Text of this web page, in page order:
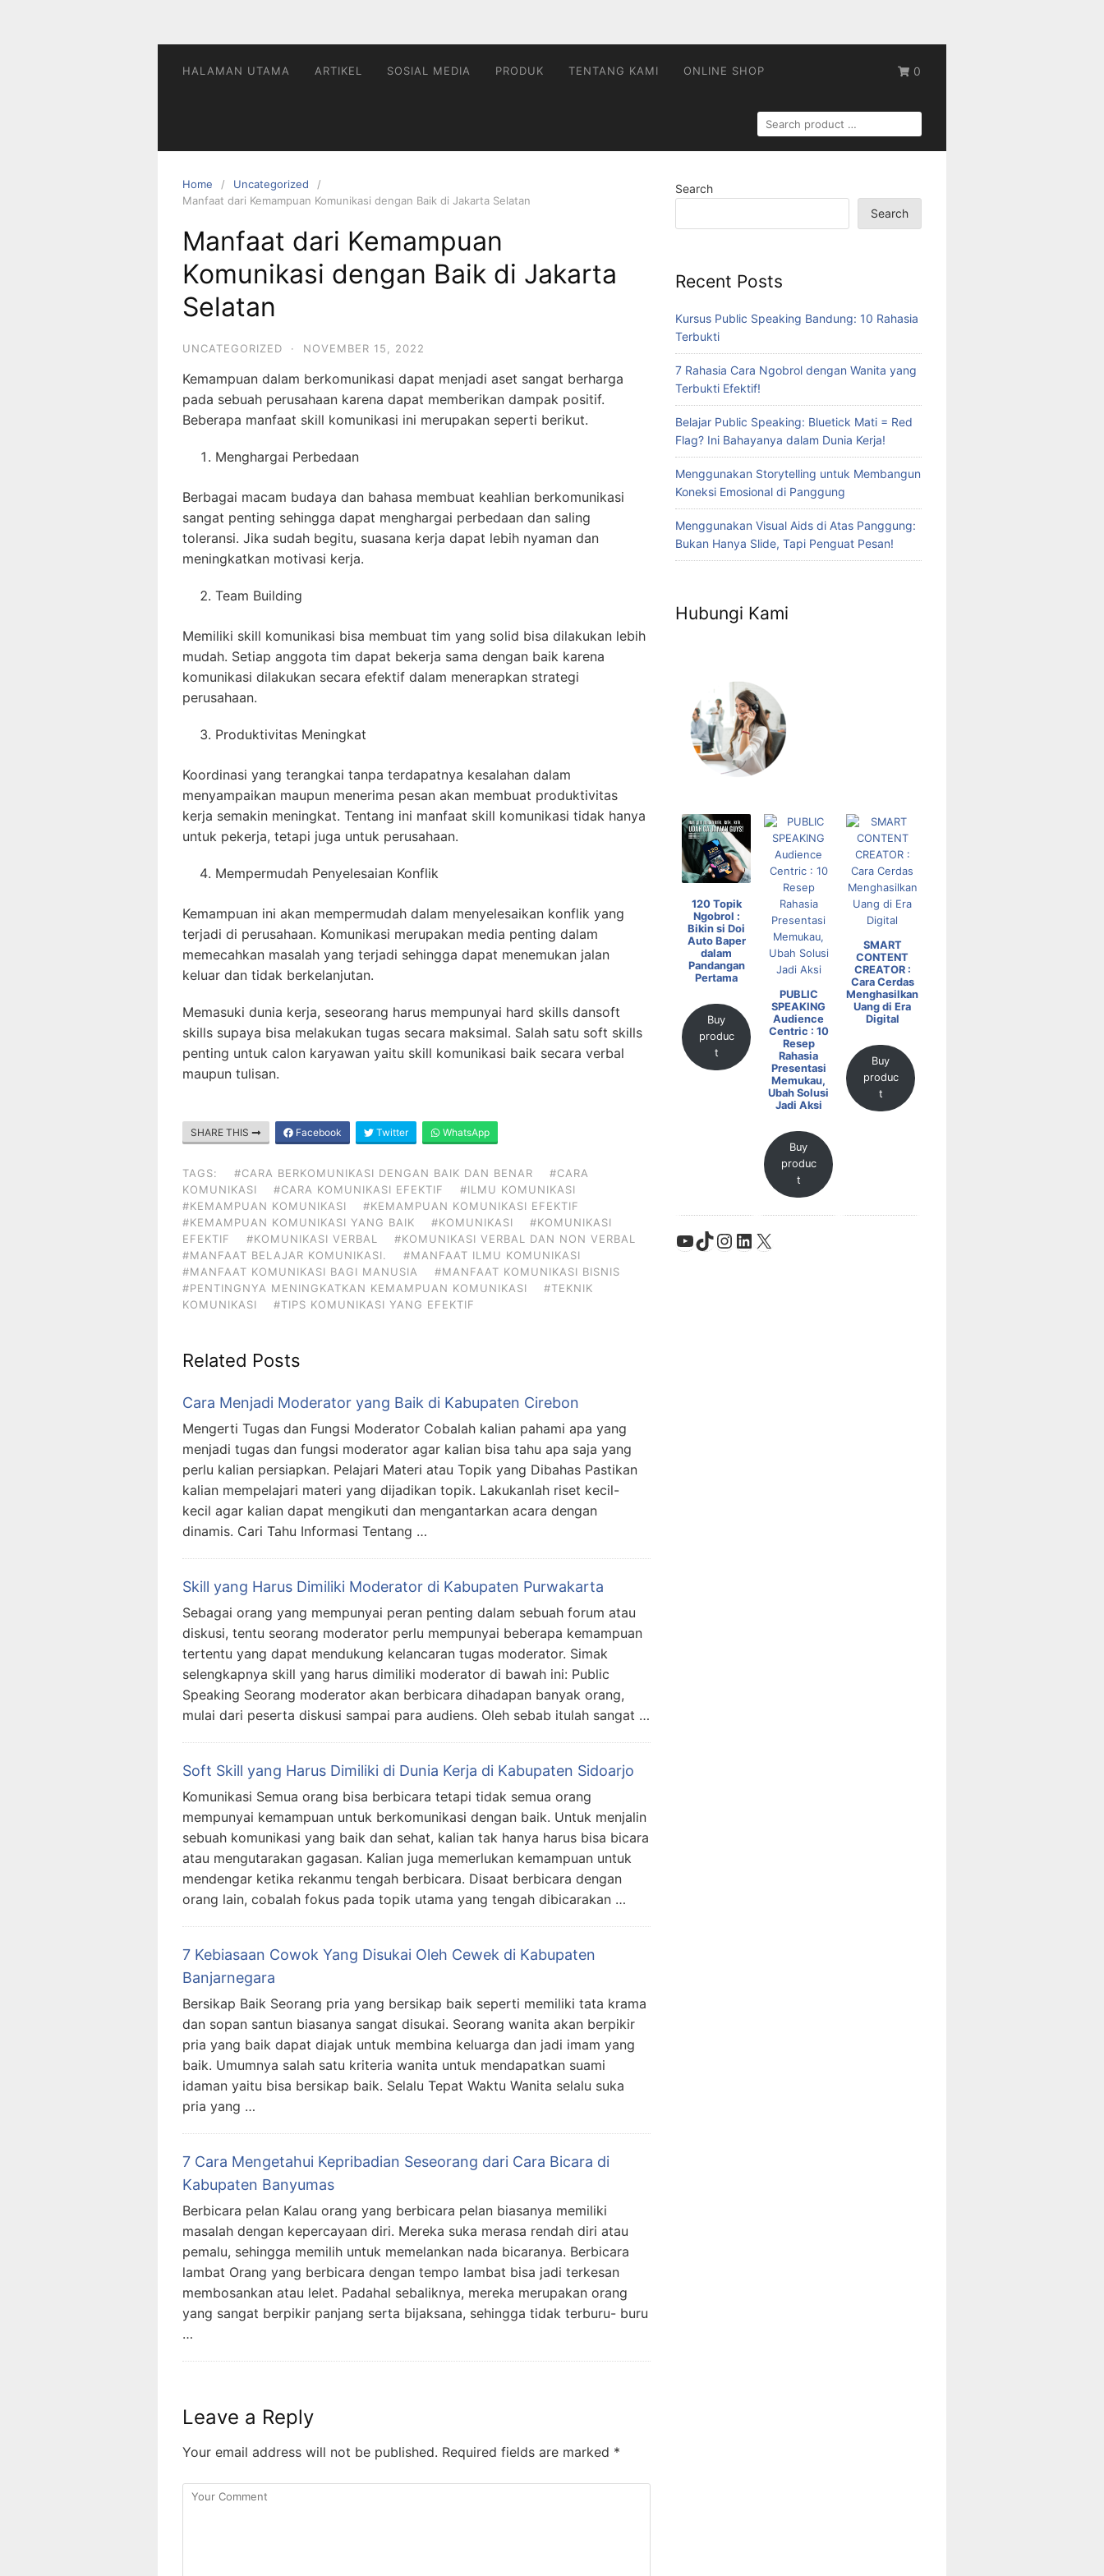
0
HALAMAN UTAMA ARTIKEL SOSIAL MEDIA PRODUK TENTANG KAMI ONLINE SHOP
SEARCH
FOR:
Home
Uncategorized
Manfaat dari Kemampuan Komunikasi dengan Baik di Jakarta Selatan
Manfaat dari Kemampuan
Komunikasi dengan Baik di Jakarta
Selatan
UNCATEGORIZED · NOVEMBER 15, 2022
Kemampuan dalam berkomunikasi dapat menjadi aset sangat berharga
pada sebuah perusahaan karena dapat memberikan dampak positif.
Beberapa manfaat skill komunikasi ini merupakan seperti berikut.
Menghargai Perbedaan
Berbagai macam budaya dan bahasa membuat keahlian berkomunikasi
sangat penting sehingga dapat menghargai perbedaan dan saling
toleransi. Jika sudah begitu, suasana kerja dapat lebih nyaman dan
meningkatkan motivasi kerja.
Team Building
Memiliki skill komunikasi bisa membuat tim yang solid bisa dilakukan lebih
mudah. Setiap anggota tim dapat bekerja sama dengan baik karena
komunikasi dilakukan secara efektif dalam menerapkan strategi
perusahaan.
Produktivitas Meningkat
Koordinasi yang terangkai tanpa terdapatnya kesalahan dalam
menyampaikan maupun menerima pesan akan membuat produktivitas
kerja semakin meningkat. Tentang ini manfaat skill komunikasi tidak hanya
untuk pekerja, tetapi juga untuk perusahaan.
Mempermudah Penyelesaian Konflik
Kemampuan ini akan mempermudah dalam menyelesaikan konflik yang
terjadi di perusahaan. Komunikasi merupakan media penting dalam
memecahkan masalah yang terjadi sehingga dapat menemukan jalan
keluar dan tidak berkelanjutan.
Memasuki dunia kerja, seseorang harus mempunyai hard skills dansoft
skills supaya bisa melakukan tugas secara maksimal. Salah satu soft skills
penting untuk calon karyawan yaitu skill komunikasi baik secara verbal
maupun tulisan.
SHARE THIS Facebook Twitter WhatsApp
TAGS: #CARA BERKOMUNIKASI DENGAN BAIK DAN BENAR
#CARA
KOMUNIKASI
#CARA KOMUNIKASI EFEKTIF
#ILMU KOMUNIKASI
#KEMAMPUAN KOMUNIKASI
#KEMAMPUAN KOMUNIKASI EFEKTIF
#KEMAMPUAN KOMUNIKASI YANG BAIK
#KOMUNIKASI
#KOMUNIKASI
EFEKTIF
#KOMUNIKASI VERBAL
#KOMUNIKASI VERBAL DAN NON VERBAL
#MANFAAT BELAJAR KOMUNIKASI.
#MANFAAT ILMU KOMUNIKASI
#MANFAAT KOMUNIKASI BAGI MANUSIA
#MANFAAT KOMUNIKASI BISNIS
#PENTINGNYA MENINGKATKAN KEMAMPUAN KOMUNIKASI
#TEKNIK
KOMUNIKASI
#TIPS KOMUNIKASI YANG EFEKTIF
Related Posts
Cara Menjadi Moderator yang Baik di Kabupaten Cirebon
Mengerti Tugas dan Fungsi Moderator Cobalah kalian pahami apa yang
menjadi tugas dan fungsi moderator agar kalian bisa tahu apa saja yang
perlu kalian persiapkan. Pelajari Materi atau Topik yang Dibahas Pastikan
kalian mempelajari materi yang dijadikan topik. Lakukanlah riset kecil-
kecil agar kalian dapat mengikuti dan mengantarkan acara dengan
dinamis. Cari Tahu Informasi Tentang …
Skill yang Harus Dimiliki Moderator di Kabupaten Purwakarta
Sebagai orang yang mempunyai peran penting dalam sebuah forum atau
diskusi, tentu seorang moderator perlu mempunyai beberapa kemampuan
tertentu yang dapat mendukung kelancaran tugas moderator. Simak
selengkapnya skill yang harus dimiliki moderator di bawah ini: Public
Speaking Seorang moderator akan berbicara dihadapan banyak orang,
mulai dari peserta diskusi sampai para audiens. Oleh sebab itulah sangat …
Soft Skill yang Harus Dimiliki di Dunia Kerja di Kabupaten Sidoarjo
Komunikasi Semua orang bisa berbicara tetapi tidak semua orang
mempunyai kemampuan untuk berkomunikasi dengan baik. Untuk menjalin
sebuah komunikasi yang baik dan sehat, kalian tak hanya harus bisa bicara
atau mengutarakan gagasan. Kalian juga memerlukan kemampuan untuk
mendengar ketika rekanmu tengah berbicara. Disaat berbicara dengan
orang lain, cobalah fokus pada topik utama yang tengah dibicarakan …
7 Kebiasaan Cowok Yang Disukai Oleh Cewek di Kabupaten
Banjarnegara
Bersikap Baik Seorang pria yang bersikap baik seperti memiliki tata krama
dan sopan santun biasanya sangat disukai. Seorang wanita akan berpikir
pria yang baik dapat diajak untuk membina keluarga dan jadi imam yang
baik. Umumnya salah satu kriteria wanita untuk mendapatkan suami
idaman yaitu bisa bersikap baik. Selalu Tepat Waktu Wanita selalu suka
pria yang …
7 Cara Mengetahui Kepribadian Seseorang dari Cara Bicara di
Kabupaten Banyumas
Berbicara pelan Kalau orang yang berbicara pelan biasanya memiliki
masalah dengan kepercayaan diri. Mereka suka merasa rendah diri atau
pemalu, sehingga memilih untuk memelankan nada bicaranya. Berbicara
lambat Orang yang berbicara dengan tempo lambat bisa jadi terkesan
membosankan atau lelet. Padahal sebaliknya, mereka merupakan orang
yang sangat berpikir panjang serta bijaksana, sehingga tidak terburu- buru
…
Leave a Reply
Your email address will not be published. Required fields are marked *
Search
Search
Recent Posts
Kursus Public Speaking Bandung: 10 Rahasia
Terbukti
7 Rahasia Cara Ngobrol dengan Wanita yang
Terbukti Efektif!
Belajar Public Speaking: Bluetick Mati = Red
Flag? Ini Bahayanya dalam Dunia Kerja!
Menggunakan Storytelling untuk Membangun
Koneksi Emosional di Panggung
Menggunakan Visual Aids di Atas Panggung:
Bukan Hanya Slide, Tapi Penguat Pesan!
Hubungi Kami
120 Topik
Ngobrol :
Bikin si Doi
Auto Baper
dalam
Pandangan
Pertama
Buy
produc
t
PUBLIC
SPEAKING
Audience
Centric : 10
Resep
Rahasia
Presentasi
Memukau,
Ubah Solusi
Jadi Aksi
Buy
produc
t
SMART
CONTENT
CREATOR :
Cara Cerdas
Menghasilkan
Uang di Era
Digital
Buy
produc
t
YouTube
TikTok
Instagram
LinkedIn
X